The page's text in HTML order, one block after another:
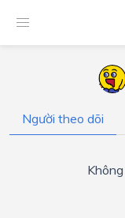
Người theo dõi